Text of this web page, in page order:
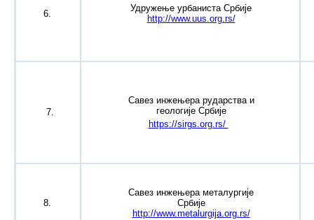
6.
Удружење урбаниста Србије
http://www.uus.org.rs/
7.
Савез инжењера рударства и
геологије Србије
https://sirgs.org.rs/
8.
Савез инжењера металургије
Србије
http://www.metalurgija.org.rs/